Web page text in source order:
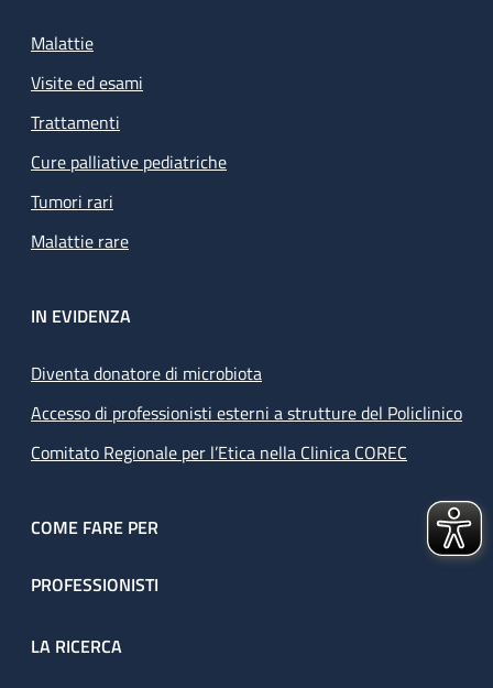
Malattie
Visite ed esami
Trattamenti
Cure palliative pediatriche
Tumori rari
Malattie rare
IN EVIDENZA
Diventa donatore di microbiota
Accesso di professionisti esterni a strutture del Policlinico
Comitato Regionale per l’Etica nella Clinica COREC
COME FARE PER
PROFESSIONISTI
LA RICERCA